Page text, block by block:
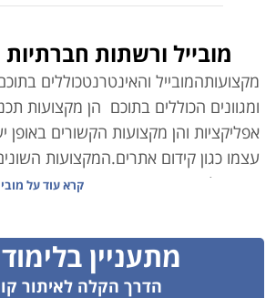
מובייל ורשתות חברתיות
מקצועותהמובייל והאינטרנטכוללים
ומגוונים הכוללים בתוכם הן מקצועות
אפליקציות והן מקצועות הקשורים באופן
עצמו כגון קידום אתרים.המקצועות
בזמן הלימודים, אפשרויות התעסוקה,
פיתוח אפליקציות
מאז שחדרו הסמארטפונים לחיינו, גילינו
להיות קלים ונוחים יותר. כמעט לכל דבר
קרא עוד על
מתעניין
הדרך הקלה לאיתור